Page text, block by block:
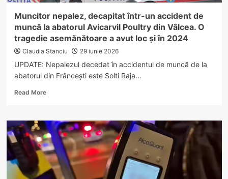
Muncitor nepalez, decapitat într-un accident de
muncă la abatorul Avicarvil Poultry din Vâlcea. O
tragedie asemănătoare a avut loc și în 2024
Claudia Stanciu 29 iunie 2026
UPDATE: Nepalezul decedat în accidentul de muncă de la
abatorul din Frâncești este Solti Raja...
Read MoreRead
Muncitor
nepalez,
decapitat
într-
un
accident